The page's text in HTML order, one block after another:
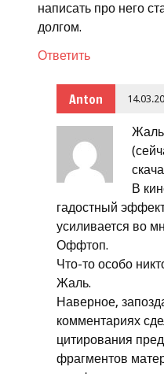
написать про него
долгом.
Ответить
Anton
Жаль
В
гадостный
усиливается во
Оффтоп.
Что-то особо
Жаль.
Наверное,
комментариях
цитирования
фрагментов